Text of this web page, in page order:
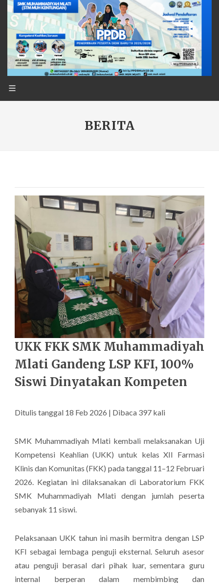
BERITA
UKK FKK SMK Muhammadiyah
Mlati Gandeng LSP KFI, 100%
Siswi Dinyatakan Kompeten
Ditulis tanggal 18 Feb 2026 | Dibaca 397 kali
SMK Muhammadiyah Mlati kembali melaksanakan Uji
Kompetensi Keahlian (UKK) untuk kelas XII Farmasi
Klinis dan Komunitas (FKK) pada tanggal 11–12 Februari
2026. Kegiatan ini dilaksanakan di Laboratorium FKK
SMK Muhammadiyah Mlati dengan jumlah peserta
sebanyak 11 siswi.
Pelaksanaan UKK tahun ini masih bermitra dengan LSP
KFI sebagai lembaga penguji eksternal. Seluruh asesor
atau penguji berasal dari pihak luar, sementara guru
internal berperan dalam membimbing dan